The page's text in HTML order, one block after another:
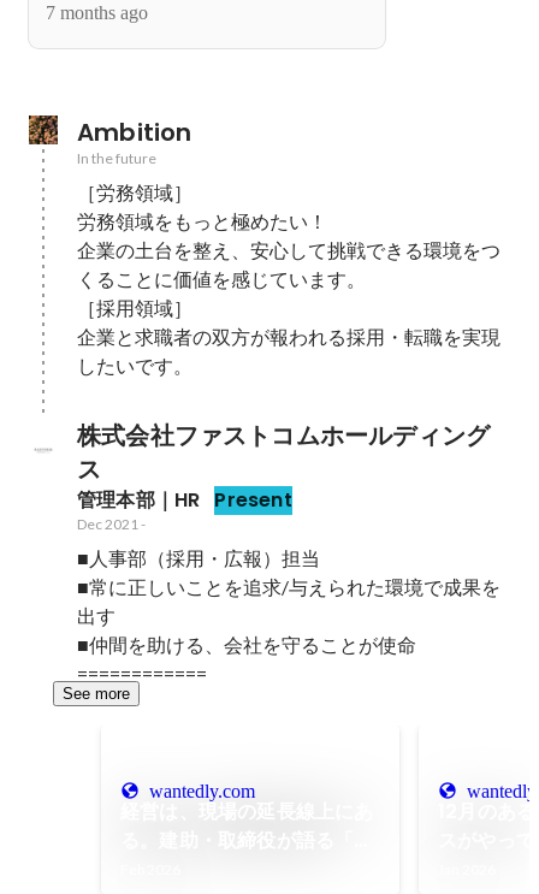
7 months ago
Ambition
In the future
［労務領域］
労務領域をもっと極めたい！
企業の土台を整え、安心して挑戦できる環境をつ
くることに価値を感じています。
［採用領域］
企業と求職者の双方が報われる採用・転職を実現
したいです。
株式会社ファストコムホールディング
ス
管理本部｜HR Present
Dec 2021 -
■人事部（採用・広報）担当
■常に正しいことを追求/与えられた環境で成果を
出す
■仲間を助ける、会社を守ることが使命
============
See more
wantedly.com